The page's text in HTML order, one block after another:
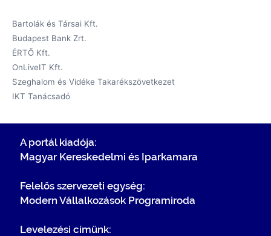
Bartolák és Társai Kft.
Budapest Bank Zrt.
ÉRTŐ Kft.
OnLiveIT Kft.
Szeghalom és Vidéke Takarékszövetkezet
IKT Tanácsadó
A portál kiadója:
Magyar Kereskedelmi és Iparkamara
Felelős szervezeti egység:
Modern Vállalkozások Programiroda
Levelezési címünk: